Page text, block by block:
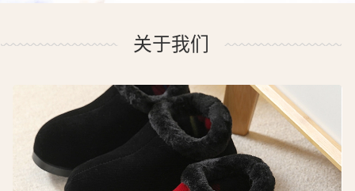
关于我们